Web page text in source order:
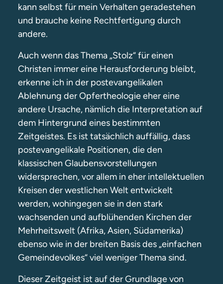
kann selbst für mein Verhalten geradestehen
und brauche keine Rechtfertigung durch
andere.
Auch wenn das Thema „Stolz“ für einen
Christen immer eine Herausforderung bleibt,
erkenne ich in der postevangelikalen
Ablehnung der Opfertheologie eher eine
andere Ursache, nämlich die Interpretation auf
dem Hintergrund eines bestimmten
Zeitgeistes. Es ist tatsächlich auffällig, dass
postevangelikale Positionen, die den
klassischen Glaubensvorstellungen
widersprechen, vor allem in eher intellektuellen
Kreisen der westlichen Welt entwickelt
werden, wohingegen sie in den stark
wachsenden und aufblühenden Kirchen der
Mehrheitswelt (Afrika, Asien, Südamerika)
ebenso wie in der breiten Basis des „einfachen
Gemeindevolkes“ viel weniger Thema sind.
Dieser Zeitgeist ist auf der Grundlage von